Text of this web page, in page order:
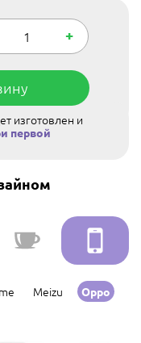
+
изготовлен и
первой
Meizu Oppo